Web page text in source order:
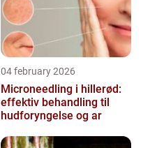
04 february 2026
Microneedling i hillerød:
effektiv behandling til
hudforyngelse og ar